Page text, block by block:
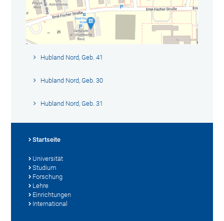
Hubland Nord, Geb. 41
Hubland Nord, Geb. 30
Hubland Nord, Geb. 31
Startseite
Universität
Studium
Forschung
Lehre
Einrichtungen
International